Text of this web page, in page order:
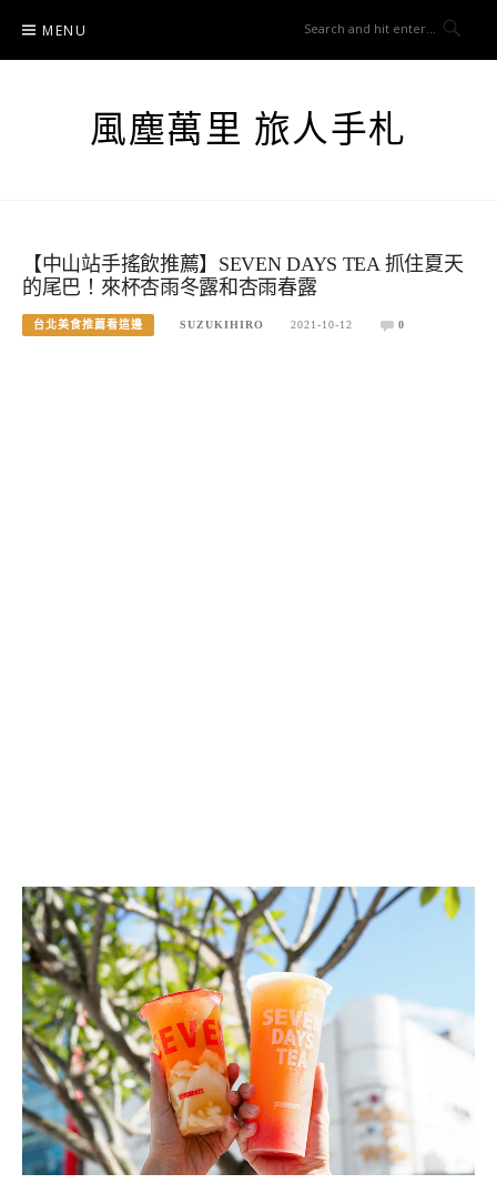
content
MENU
風塵萬里 旅人手札
【中山站手搖飲推薦】SEVEN DAYS TEA 抓住夏天
的尾巴！來杯杏雨冬露和杏雨春露
台北美食推薦看這邊 SUZUKIHIRO 2021-10-12 0